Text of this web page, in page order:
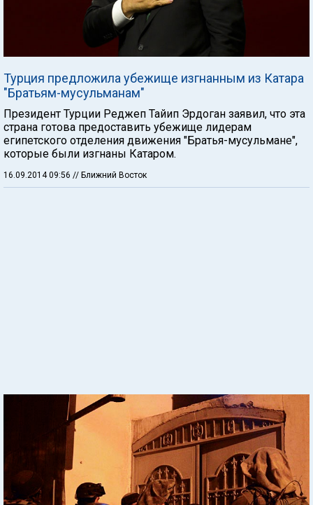
Турция предложила убежище изгнанным из Катара
"Братьям-мусульманам"
Президент Турции Реджеп Тайип Эрдоган заявил, что эта
страна готова предоставить убежище лидерам
египетского отделения движения "Братья-мусульмане",
которые были изгнаны Катаром.
16.09.2014 09:56 // Ближний Восток